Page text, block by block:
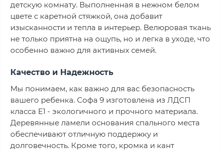
детскую комнату. Выполненная в нежном белом
цвете с каретной стяжкой, она добавит
изысканности и тепла в интерьер. Велюровая ткань
не только приятна на ощупь, но и легка в уходе, что
особенно важно для активных семей.
Качество и Надежность
Мы понимаем, как важно для вас безопасность
вашего ребенка. Софа 9 изготовлена из ЛДСП
класса Е1 - экологичного и прочного материала.
Деревянные ламели основания спального места
обеспечивают отличную поддержку и
долговечность. Кроме того, кромка и кант